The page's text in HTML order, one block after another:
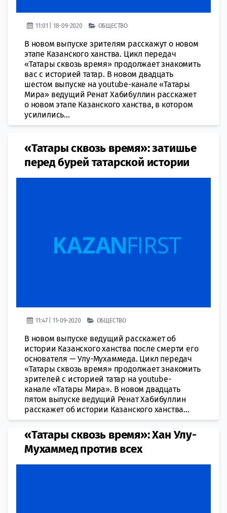
11:01 | 18-09-2020 ОБЩЕСТВО
В новом выпуске зрителям расскажут о новом
этапе Казанского ханства. Цикл передач
«Татары сквозь время» продолжает знакомить
вас с историей татар. В новом двадцать
шестом выпуске на youtube-канале «Татары
Мира» ведущий Ренат Хабибуллин расскажет
о новом этапе Казанского ханства, в котором
усилились...
«Татары сквозь время»: затишье
перед бурей татарской истории
11:47 | 11-09-2020 ОБЩЕСТВО
В новом выпуске ведущий расскажет об
истории Казанского ханства после смерти его
основателя — Улу-Мухаммеда. Цикл передач
«Татары сквозь время» продолжает знакомить
зрителей с историей татар на youtube-
канале «Татары Мира». В новом двадцать
пятом выпуске ведущий Ренат Хабибуллин
расскажет об истории Казанского ханства...
«Татары сквозь время»: Хан Улу-
Мухаммед против всех